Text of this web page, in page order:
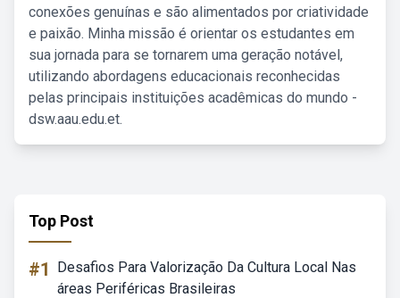
conexões genuínas e são alimentados por criatividade
e paixão. Minha missão é orientar os estudantes em
sua jornada para se tornarem uma geração notável,
utilizando abordagens educacionais reconhecidas
pelas principais instituições acadêmicas do mundo -
dsw.aau.edu.et.
Top Post
#1
Desafios Para Valorização Da Cultura Local Nas
áreas Periféricas Brasileiras